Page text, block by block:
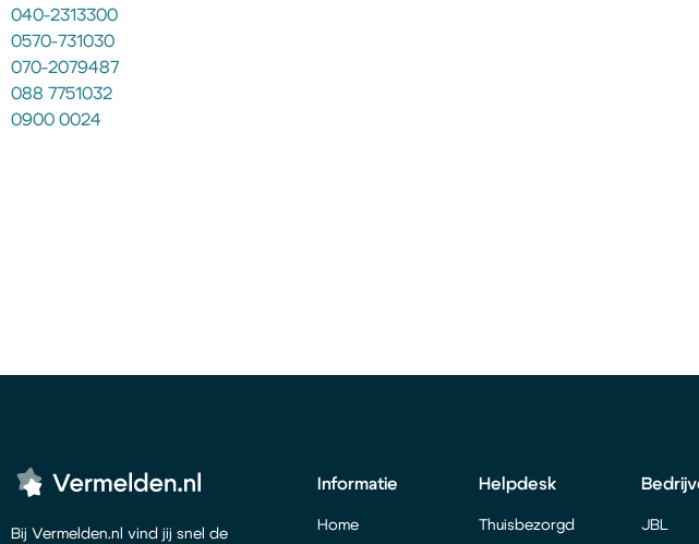
040-2313300
0570-731030
070-2079487
088 7751032
0900 0024
Bij Vermelden.nl vind jij snel de
Informatie
Home
Helpdesk
Thuisbezorgd JBL